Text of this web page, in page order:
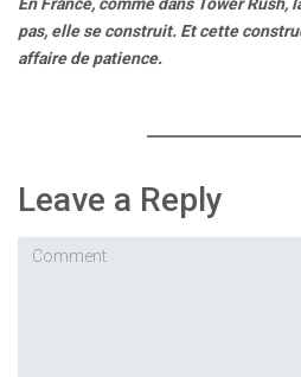
En France, comme dans Tower
pas, elle se construit. Et cette
affaire de patience.
Leave a Reply